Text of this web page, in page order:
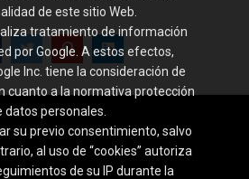
de este sitio Web.
tratamiento de información
por Google. A estos efectos,
Inc. tiene la consideración de
cuanto a la normativa protección
datos personales.
su previo consentimiento, salvo
al uso de “cookies” autoriza
de su IP durante la